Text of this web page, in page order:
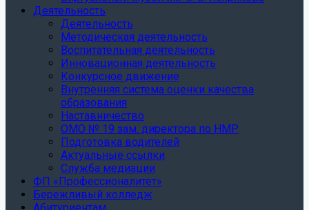
Деятельность
Деятельность
Методическая деятельность
Воспитательная деятельность
Инновационная деятельность
Конкурсное движение
Внутренняя система оценки качества
образования
Наставничество
ОМО № 19 зам. директора по НМР
Подготовка водителей
Актуальные ссылки
Служба медиации
ФП «Профессионалитет»
Бережливый колледж